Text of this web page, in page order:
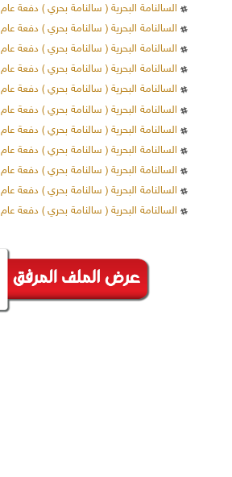
السالنامة البحرية ( سالنامة بحري ) دفعة عام 1319هجري - 1901م
السالنامة البحرية ( سالنامة بحري ) دفعة عام 1320هجري - 1902م
السالنامة البحرية ( سالنامة بحري ) دفعة عام 1322هجري - 1904م
السالنامة البحرية ( سالنامة بحري ) دفعة عام 1323هجري - 1905م
السالنامة البحرية ( سالنامة بحري ) دفعة عام 1326هجري - 1908م
السالنامة البحرية ( سالنامة بحري ) دفعة عام 1328هجري - 1912م
السالنامة البحرية ( سالنامة بحري ) دفعة عام - 1914م
السالنامة البحرية ( سالنامة بحري ) دفعة عام - 1915م
السالنامة البحرية ( سالنامة بحري ) دفعة عام - 1916م
السالنامة البحرية ( سالنامة بحري ) دفعة عام - 1922م
السالنامة البحرية ( سالنامة بحري ) دفعة عام - 1923م